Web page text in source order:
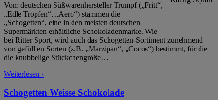
Vom deutschen Süßwarenhersteller Trumpf („Fritt“,
„Edle Tropfen“, „Aero“) stammen die
„Schogetten“, eine in den meisten deutschen
Supermärkten erhältliche Schokoladenmarke. Wie
bei Ritter Sport, wird auch das Schogetten-Sortiment zunehmend
von gefüllten Sorten (z.B. „Marzipan“, „Cocos“) bestimmt, für die
die knubbelige Stückchengröße…
Weiterlesen ›
Schogetten Weisse Schokolade